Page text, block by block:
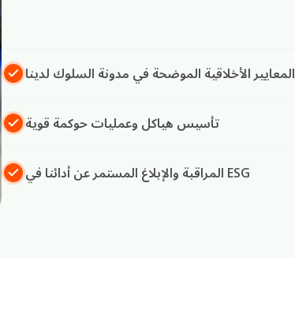
المعايير الأخلاقية الموضحة في مدونة السلوك لدينا
تأسيس هياكل وعمليات حوكمة قوية
المراقبة والإبلاغ المستمر عن أدائنا في ESG